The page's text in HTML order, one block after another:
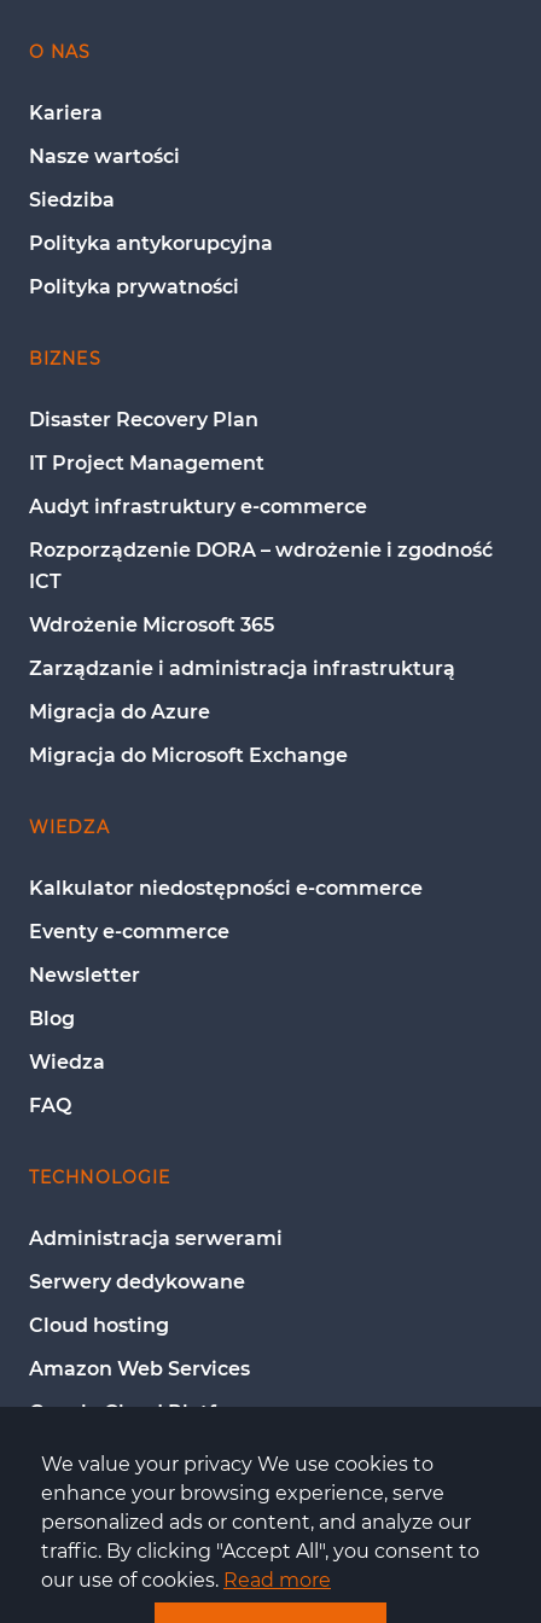
O NAS
Kariera
Nasze wartości
Siedziba
Polityka antykorupcyjna
Polityka prywatności
BIZNES
Disaster Recovery Plan
IT Project Management
Audyt infrastruktury e-commerce
Rozporządzenie DORA – wdrożenie i zgodność
ICT
Wdrożenie Microsoft 365
Zarządzanie i administracja infrastrukturą
Migracja do Azure
Migracja do Microsoft Exchange
WIEDZA
Kalkulator niedostępności e-commerce
Eventy e-commerce
Newsletter
Blog
Wiedza
FAQ
TECHNOLOGIE
Administracja serwerami
Serwery dedykowane
Cloud hosting
Amazon Web Services
Google Cloud Platform
Microsoft Azure
Wsparcie DevOps
Monitoring serwerów
We value your privacy We use cookies to
enhance your browsing experience, serve
personalized ads or content, and analyze our
traffic. By clicking "Accept All", you consent to
our use of cookies. Read more